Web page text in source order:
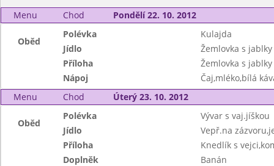
Menu Chod Pondělí 22. 10. 2012
Oběd
Polévka
Kulajda
Jídlo
Žemlovka s jablky
Příloha
Žemlovka s jablky
Nápoj
Čaj,mléko,bílá
Menu
Chod Úterý 23. 10. 2012
Oběd
Polévka
Vývar s vaj.jíškou
Jídlo
Vepř.na
Příloha
Knedlík s
Doplněk
Banán